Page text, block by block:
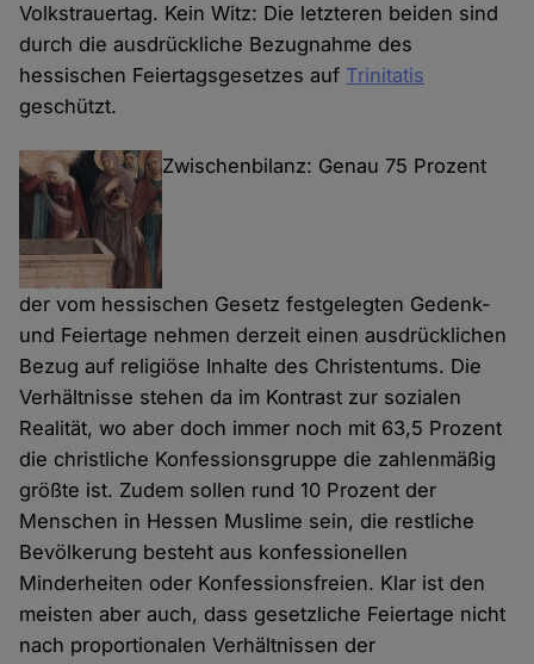
Volkstrauertag. Kein Witz: Die letzteren beiden sind
durch die ausdrückliche Bezugnahme des
hessischen Feiertagsgesetzes auf Trinitatis
geschützt.
Zwischenbilanz: Genau 75 Prozent
der vom hessischen Gesetz festgelegten Gedenk-
und Feiertage nehmen derzeit einen ausdrücklichen
Bezug auf religiöse Inhalte des Christentums. Die
Verhältnisse stehen da im Kontrast zur sozialen
Realität, wo aber doch immer noch mit 63,5 Prozent
die christliche Konfessionsgruppe die zahlenmäßig
größte ist. Zudem sollen rund 10 Prozent der
Menschen in Hessen Muslime sein, die restliche
Bevölkerung besteht aus konfessionellen
Minderheiten oder Konfessionsfreien. Klar ist den
meisten aber auch, dass gesetzliche Feiertage nicht
nach proportionalen Verhältnissen der